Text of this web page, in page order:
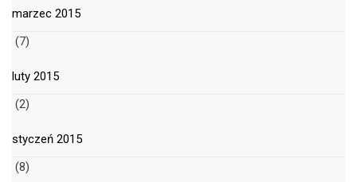
marzec 2015
(7)
luty 2015
(2)
styczeń 2015
(8)